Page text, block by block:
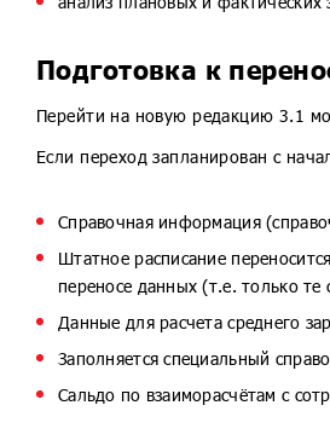
Подготовка к
Перейти на новую редакцию 3.1
Если переход запланирован с
Справочная информация
Штатное расписание
переносе данных (т.е. только
Данные для расчета среднего
Заполняется специальный
Сальдо по взаиморасчётам с